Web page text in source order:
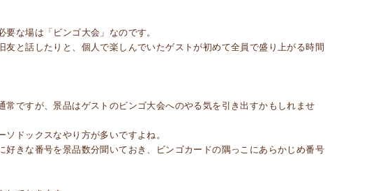
な場は「ビンゴ大会」なのです。
と話したりと、個人で楽しんでいたゲストが初めて全員で盛り上がる時間
ですが、景品はゲストのビンゴ大会へのやる気を引き出すかもしれませ
ドックスなやり方が多いですよね。
きな番号を景品数分聞いておき、ビンゴカードの隅っこにあらかじめ番号